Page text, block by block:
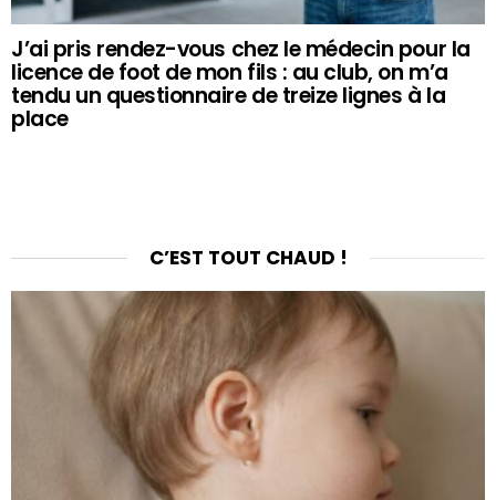
J’ai pris rendez-vous chez le médecin pour la
licence de foot de mon fils : au club, on m’a
tendu un questionnaire de treize lignes à la
place
C’EST TOUT CHAUD !